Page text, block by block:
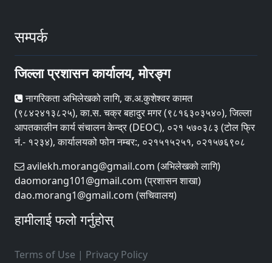
सम्पर्क
जिल्ला प्रशासन कार्यालय, मोरङ्ग
नागरिकता अभिलेखको लागि, क.अ.कुशेश्वर कामत
(९८४२४१३८२५), का.स. चक्र बहादुर मगर (९८१६३०३५४०), जिल्ला
आपतकालीन कार्य संचालन केन्द्र (DEOC), ०२१ ५७०३८३ (टोल फ्रि
नं.- १२३४), कार्यालयको फोन नम्बर:, ०२१५१५२५१, ०२१५७६९०८
avilekh.morang@gmail.com (अभिलेखको लागि)
daomorang101@gmail.com (प्रशासन शाखा)
dao.morang1@gmail.com (सचिवालय)
हामीलाई फलो गर्नुहोस्
Terms of Use | Privacy Policy